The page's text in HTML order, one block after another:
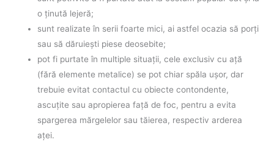
o ţinută lejeră;
sunt realizate în serii foarte mici, ai astfel ocazia să porţi
sau să dăruieşti piese deosebite;
pot fi purtate în multiple situaţii, cele exclusiv cu aţă
(fără elemente metalice) se pot chiar spăla uşor, dar
trebuie evitat contactul cu obiecte contondente,
ascuţite sau apropierea faţă de foc, pentru a evita
spargerea mărgelelor sau tăierea, respectiv arderea
aţei.